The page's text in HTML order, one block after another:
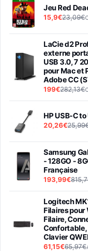
Jeu Red
15,9€23,09€
LaCie d2
externe
USB 3.0, 7
pour Mac et
Adobe CC
199€282,13€
HP USB-C
20,26€
Samsung
- 128GO -
Française
193,99€
Logitech
Filaires pour
Filaire,
Confortable,
Clavier
61,15€65,97€